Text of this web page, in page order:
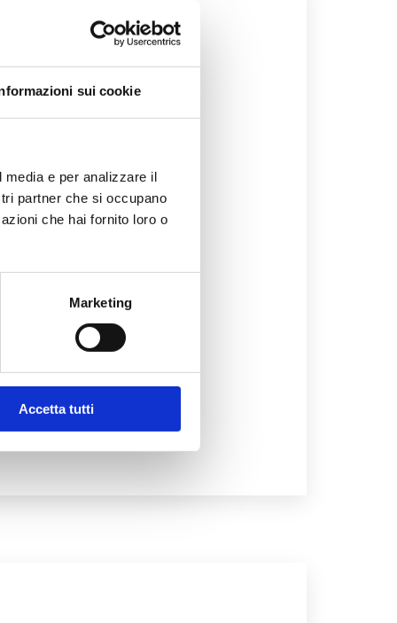
sui cookie
e per analizzare il
partner che si occupano
che hai fornito loro o
Marketing
Accetta tutti
è
idea sul suo enneatipo
quindi potresti
la sua base (ossia
destinato a influenzare il